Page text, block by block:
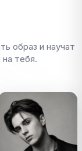
образ и научат
тебя.